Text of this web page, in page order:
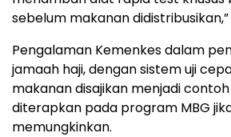
sebelum makanan
Pengalaman Kemenkes dalam
jamaah haji, dengan sistem uji
makanan disajikan menjadi
diterapkan pada program MBG
memungkinkan.